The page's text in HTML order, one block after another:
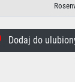
Dodaj do